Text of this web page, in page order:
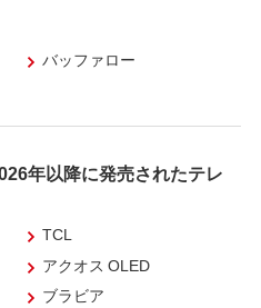
バッファロー
年以降に発売されたテレ
TCL
アクオス OLED
ブラビア